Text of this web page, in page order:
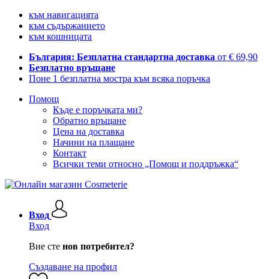
към навигацията
към съдържанието
към кошницата
България: Безплатна стандартна доставка от € 69,90
Безплатно връщане
Поне 1 безплатна мостра към всяка поръчка
Помощ
Къде е поръчката ми?
Обратно връщане
Цена на доставка
Начини на плащане
Контакт
Всички теми относно „Помощ и поддръжка“
Вход
Вход
Вие сте нов потребител?
Създаване на профил